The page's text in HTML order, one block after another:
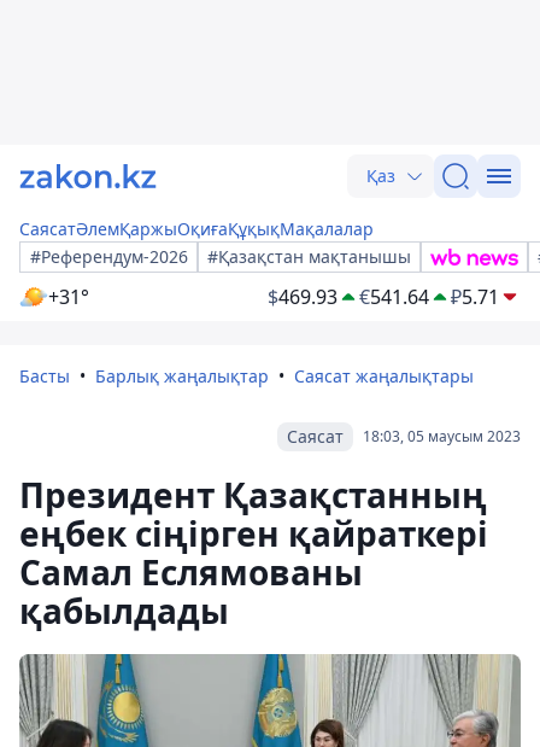
Қаз
СаясатӘлемҚаржыОқиғаҚұқықМақалалар
#Референдум-2026
#Қазақстан мақтанышы
+31° $469.93 €541.64 ₽5.71
Басты Барлық жаңалықтар Саясат жаңалықтары
18:03, 05 маусым 2023
Саясат
Президент Қазақстанның
еңбек сіңірген қайраткері
Самал Еслямованы
қабылдады